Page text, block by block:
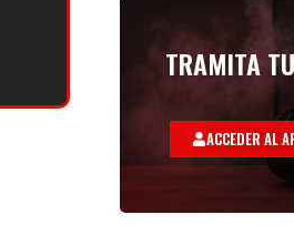
TRAMITA
ACCEDER AL